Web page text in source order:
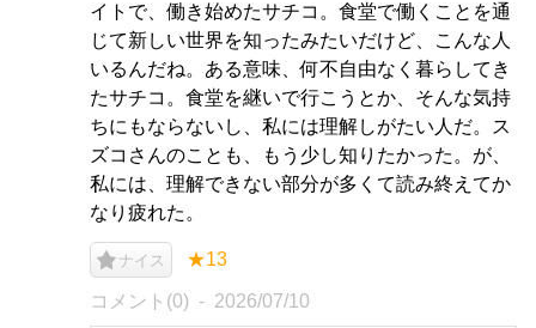
イトで、働き始めたサチコ。食堂で働くことを通
じて新しい世界を知ったみたいだけど、こんな人
いるんだね。ある意味、何不自由なく暮らしてき
たサチコ。食堂を継いで行こうとか、そんな気持
ちにもならないし、私には理解しがたい人だ。ス
ズコさんのことも、もう少し知りたかった。が、
私には、理解できない部分が多くて読み終えてか
なり疲れた。
ナイス ★13
コメント(0) 2026/07/10